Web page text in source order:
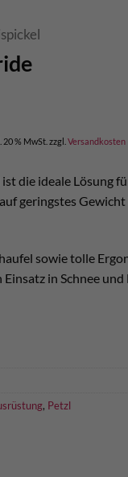
20 % MwSt. zzgl. Versandkosten
die ideale Lösung
geringstes
sowie tolle
in Schnee und
, Petzl